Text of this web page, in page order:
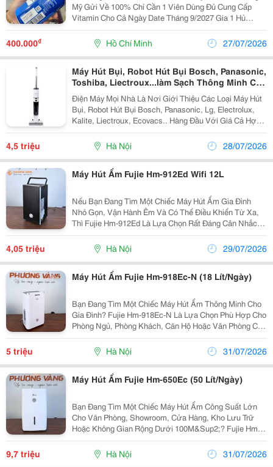
Mỹ Gửi Về 100% Chỉ Cần 1 Viên Dùng Đủ Cung Cấp
Vitamin Cho Cả Ngày Date Tháng 9/2027 Gia 1 Hủ
400K, Lấy Hết 2 Hủ 750K
400.000₫ Hồ Chí Minh 27/07/2026
Máy Hút Bụi, Robot Hút Bụi Bosch, Panasonic,
Toshiba, Liectroux...làm Sạch Thông Minh Cho
Mọi Ngôi Nhà
Điện Máy Mọi Nhà Là Nơi Giới Thiệu Các Loại Máy Hút
Bụi, Robot Hút Bụi Bosch, Panasonic, Lg, Electrolux,
Kalite, Liectroux, Ecovacs.. Hàng Đầu Với Giá Cả Hợp
Lý, Vận Chuyển Và Lắp Đặt Nhanh Chóng Mang Đến
Cho Khách Hàng Sự Tiên Lợi Nhất. Máy Hút...
4,5 triệu Hà Nội 28/07/2026
Máy Hút Ẩm Fujie Hm-912Ed Wifi 12L
Nếu Bạn Đang Tìm Một Chiếc Máy Hút Ẩm Gia Đình
Nhỏ Gọn, Vận Hành Êm Và Có Thể Điều Khiển Từ Xa,
Thì Fujie Hm-912Ed Là Lựa Chọn Rất Đáng Cân Nhắc.
Ưu Điểm Nổi Bật: - Hút Ẩm 12 Lít/Ngày, Phù Hợp Phòng
12&Ndash;18M&Sup2;. - Kết Nối Wifi, Điều...
4,05 triệu Hà Nội 29/07/2026
Máy Hút Ẩm Fujie Hm-918Ec-N (18 Lít/Ngày)
Bạn Đang Tìm Một Chiếc Máy Hút Ẩm Thông Minh Cho
Gia Đình? Fujie Hm-918Ec-N Là Lựa Chọn Phù Hợp Cho
Phòng Ngủ, Phòng Khách, Căn Hộ Hoặc Văn Phòng Có
Diện Tích 20&Ndash;50M&Sup2;. Thông Số Nổi Bật: -
Công Suất Hút Ẩm 18 Lít/Ngày. - Điều Khiển Từ...
5 triệu Hà Nội 31/07/2026
Máy Hút Ẩm Fujie Hm-650Ec (50 Lít/Ngày)
Bạn Đang Tìm Một Chiếc Máy Hút Ẩm Công Suất Lớn
Cho Văn Phòng, Showroom, Cửa Hàng, Kho Lưu Trữ
Hoặc Không Gian Rộng Dưới 100M&Sup2;? Fujie Hm-
650Ec Là Model Được Nhiều Khách Hàng Lựa Chọn
Nhờ Khả Năng Hút Ẩm Mạnh Mẽ, Vận Hành Ổn Định Và
Tiết Kiệm Chi...
9,7 triệu Hà Nội 31/07/2026